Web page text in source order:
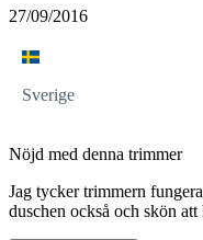
27/09/2016
Sverige
Nöjd med denna trimmer
Jag tycker trimmern
duschen också och skön att